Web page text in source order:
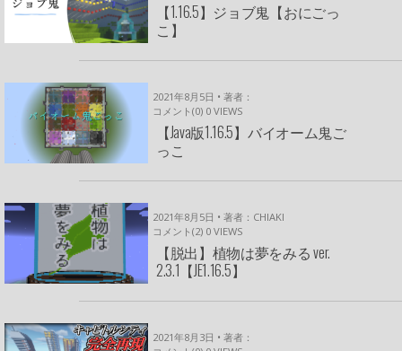
【1.16.5】ジョブ鬼【おにごっ
こ】
2021年8月5日 • 著者：
コメント(0) 0 VIEWS
【Java版1.16.5】バイオーム鬼ご
っこ
2021年8月5日 • 著者：CHIAKI
コメント(2) 0 VIEWS
【脱出】植物は夢をみる ver.
2.3.1【JE1.16.5】
2021年8月3日 • 著者：